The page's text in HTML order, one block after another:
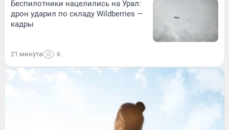
Беспилотники нацелились на Урал:
дрон ударил по складу Wildberries —
кадры
21 минута 6